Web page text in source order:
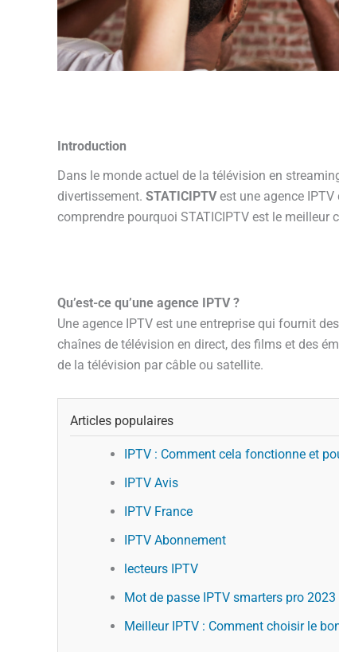
Introduction
Dans le monde actuel de la télévision en
divertissement. STATICIPTVest une agence IPTV
comprendre pourquoi STATICIPTV est le
Qu’est-ce qu’une agence IPTV ?
Une agence IPTV est une entreprise qui fournit
chaînes de télévision en direct, des films et des
de la télévision par câble ou satellite.
Articles populaires
IPTV : Comment cela fonctionne et
IPTV Avis
IPTV France
IPTV Abonnement
lecteurs IPTV
Mot de passe IPTV smarters pro
Meilleur IPTV : Comment choisir le